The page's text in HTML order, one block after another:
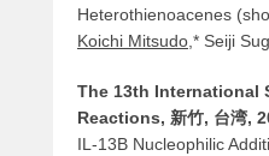
Heterothienoacenes
Koichi Mitsudo ,* Seiji
The 13th International
Reactions, 新竹, 台湾,
IL-13B Nucleophilic